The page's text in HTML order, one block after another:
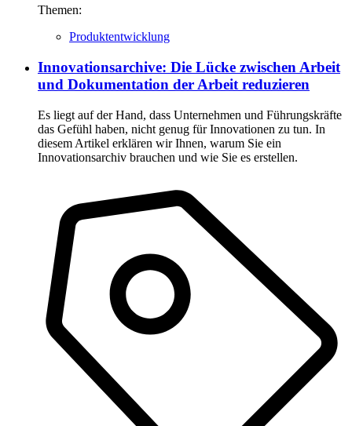
Themen:
Produktentwicklung
Innovationsarchive: Die Lücke zwischen Arbeit
und Dokumentation der Arbeit reduzieren
Es liegt auf der Hand, dass Unternehmen und Führungskräfte
das Gefühl haben, nicht genug für Innovationen zu tun. In
diesem Artikel erklären wir Ihnen, warum Sie ein
Innovationsarchiv brauchen und wie Sie es erstellen.